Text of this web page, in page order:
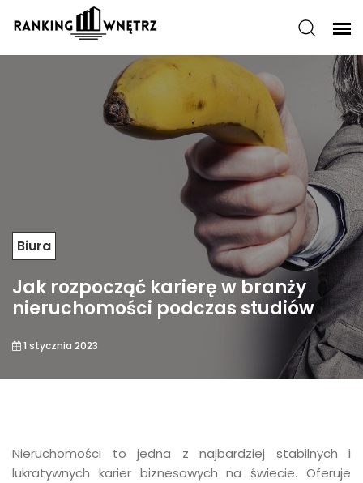
Biura
Jak rozpocząć karierę w branży
nieruchomości podczas studiów
1 stycznia 2023
Nieruchomości to jedna z najbardziej stabilnych i
lukratywnych karier biznesowych na świecie. Oferuje